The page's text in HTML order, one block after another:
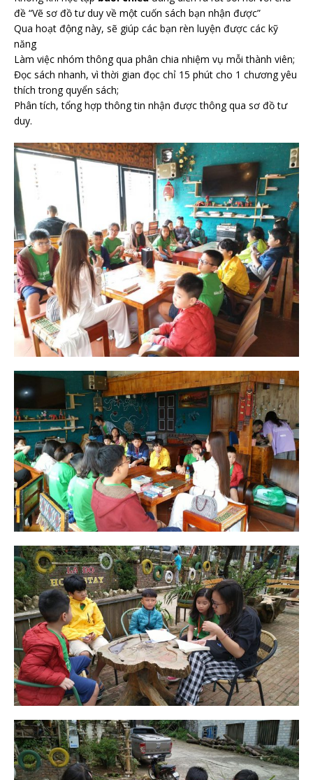
đề “Vẽ sơ đồ tư duy về một cuốn sách bạn nhận được”
Qua hoạt động này, sẽ giúp các bạn rèn luyện được các kỹ
năng
Làm việc nhóm thông qua phân chia nhiệm vụ mỗi thành viên;
Đọc sách nhanh, vì thời gian đọc chỉ 15 phút cho 1 chương yêu
thích trong quyển sách;
Phân tích, tổng hợp thông tin nhận được thông qua sơ đồ tư
duy.